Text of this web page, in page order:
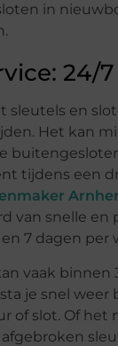
in
24/
sleutels en
Het kan
tijdens een
van snelle en
7 dagen per
vaak
je snel weer
of slot. Of het